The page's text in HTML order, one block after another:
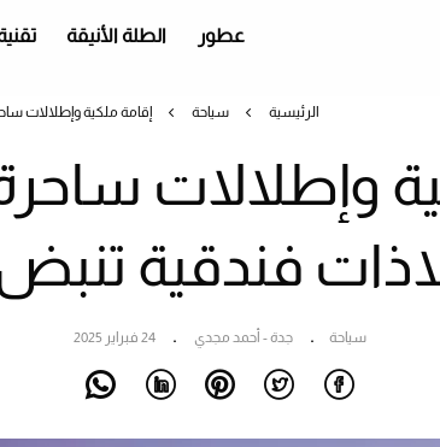
عطور الطلة الأنيقة
الرئيسية سياحة إقامة ملكية وإطلالات
وإطلالات
فندقية تنبض
سياحة جدة - أحمد مجدي 24 فبراير 2025